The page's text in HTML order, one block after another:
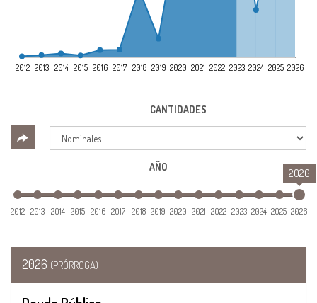
2012 2013 2014 2015 2016 2017 2018 2019 2020 2021 2022 2023 2024 2025 2026
CANTIDADES
AÑO 2026
2012 2013 2014 2015 2016 2017 2018 2019 2020 2021 2022 2023 2024 2025 2026
2026 (PRÓRROGA)